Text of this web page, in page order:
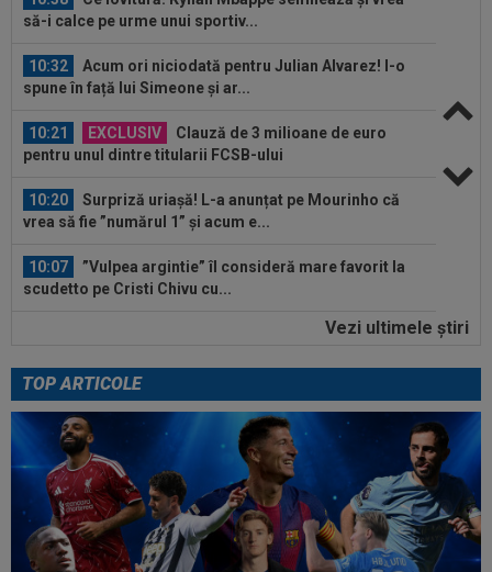
să-i calce pe urme unui sportiv...
10:32
Acum ori niciodată pentru Julian Alvarez! I-o
spune în față lui Simeone și ar...
10:21 EXCLUSIV
Clauză de 3 milioane de euro
pentru unul dintre titularii FCSB-ului
10:20
Surpriză uriașă! L-a anunțat pe Mourinho că
vrea să fie ”numărul 1” și acum e...
10:07
”Vulpea argintie” îl consideră mare favorit la
scudetto pe Cristi Chivu cu...
A venit confirmarea: Arena Națională, închisă!
09:56
Dat afară de la FCSB, Baba Alhassan a debutat
la noua echipă și a avut un mesaj
10:39
Se anunță sold-out la Sepsi - FCSB! Laszlo
Dioszegi: "S-au vândut biletele ca...
10:38
Ce lovitură! Kylian Mbappe semnează și vrea
să-i calce pe urme unui sportiv...
Vezi ultimele ştiri
TOP ARTICOLE